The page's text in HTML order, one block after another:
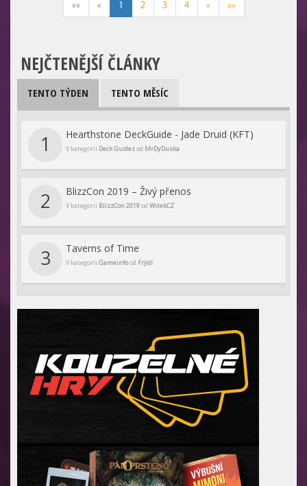
«« « 1 2 3 4 » »»
NEJČTENĚJŠÍ ČLÁNKY
TENTO TÝDEN TENTO MĚSÍC
1 Hearthstone DeckGuide - Jade Druid (KFT)
V kategorii Deck Guidesod MrDyDuska
2 BlizzCon 2019 – Živý přenos
V kategorii BlizzCon 2019 od WitekCZ
3 Taverns of Time
V kategorii Gameinfood Frýdl